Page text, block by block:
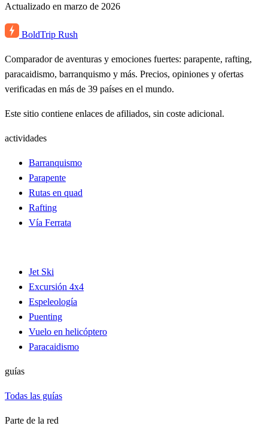
Actualizado en marzo de 2026
BoldTrip Rush
Comparador de aventuras y emociones fuertes: parapente, rafting,
paracaidismo, barranquismo y más. Precios, opiniones y ofertas
verificadas en más de 39 países en el mundo.
Este sitio contiene enlaces de afiliados, sin coste adicional.
actividades
Barranquismo
Parapente
Rutas en quad
Rafting
Vía Ferrata
Jet Ski
Excursión 4x4
Espeleología
Puenting
Vuelo en helicóptero
Paracaidismo
guías
Todas las guías
Parte de la red